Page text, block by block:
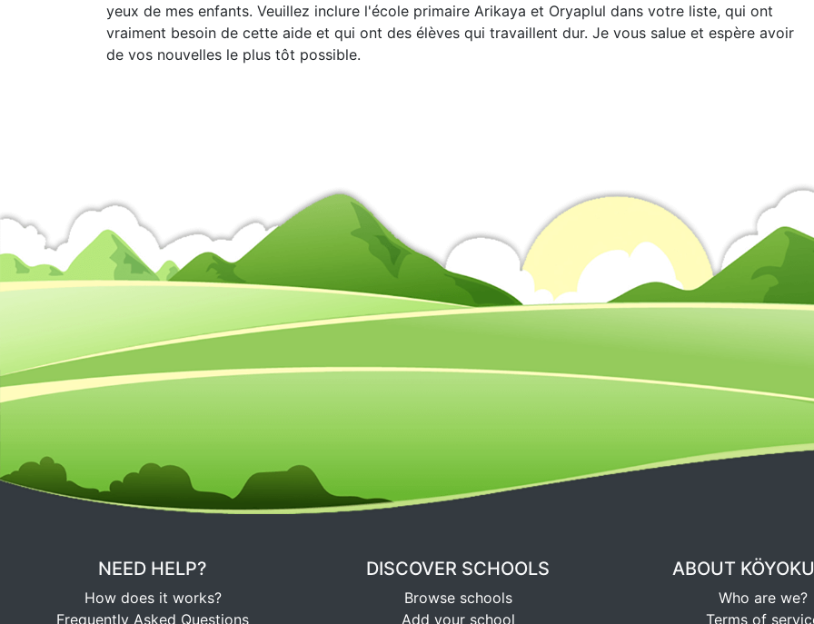
yeux de mes enfants. Veuillez inclure l'école primaire Arikaya et Oryaplul dans votre liste, qui ont
vraiment besoin de cette aide et qui ont des élèves qui travaillent dur. Je vous salue et espère avoir
de vos nouvelles le plus tôt possible.
NEED HELP?
How does it works?
Frequently Asked Questions
DISCOVER SCHOOLS
Browse schools
Add your school
ABOUT
Who are we?
Terms of